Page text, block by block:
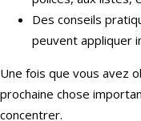
Des conseils
peuvent appliquer
Une fois que vous avez
prochaine chose
concentrer.